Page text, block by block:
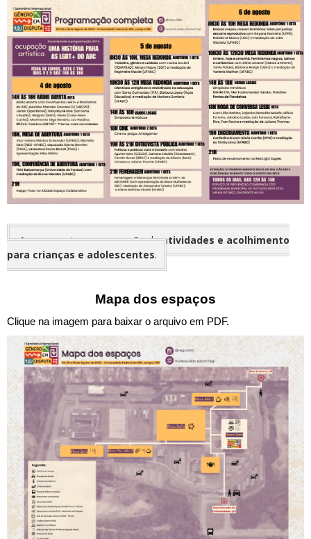
Acesse aquia programação deatividades e acolhimento
para crianças e adolescentes.
Mapa dos espaços
Clique na imagem para baixar o arquivo em PDF.